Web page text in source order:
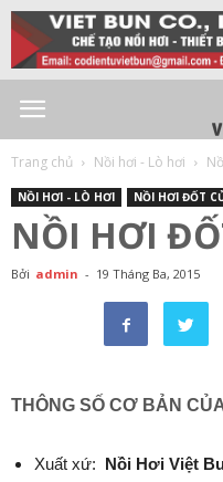
Trang chủ Nồi hơi - Lò hơi
NỒI HƠI - LÒ HƠI NỒI HƠI ĐỐT
NỒI HƠI
Bởi admin - 19 Tháng Ba, 2015
THÔNG SỐ CƠ BẢN
Xuất xứ: Nồi Hơi Việt